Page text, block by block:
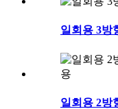
일회용 3방
일회용 2방